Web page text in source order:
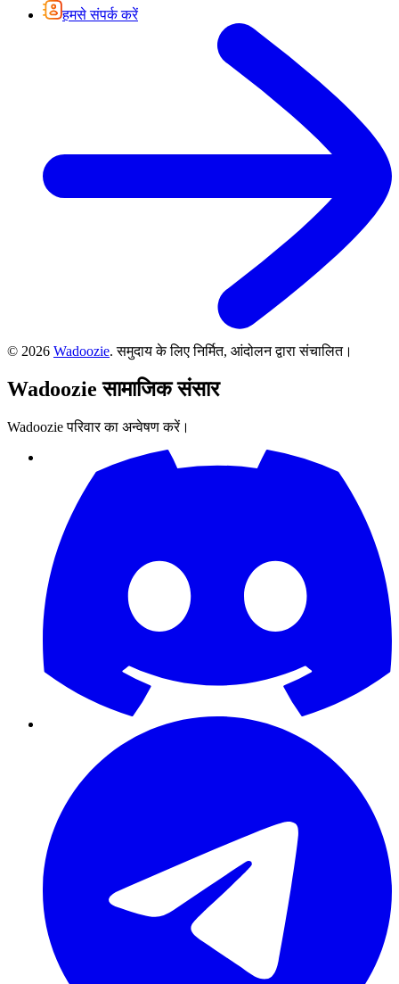
हमसे संपर्क करें
© 2026 Wadoozie.समुदाय के लिए निर्मित, आंदोलन द्वारा संचालित।
Wadoozie सामाजिक संसार
Wadoozie परिवार का अन्वेषण करें।